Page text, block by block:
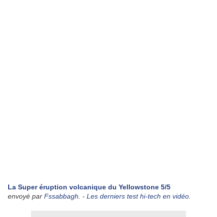
La Super éruption volcanique du Yellowstone 5/5
envoyé par Fssabbagh . - Les derniers test hi-tech en vidéo.